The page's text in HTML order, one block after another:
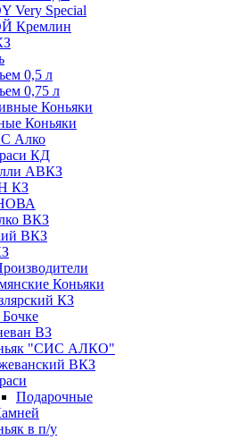
Very Speсial
Кремлин
0,5 л
0,75 л
Коньяки
Коньяки
Алко
КД
АВКЗ
КЗ
ВКЗ
ВКЗ
Коньяки
КЗ
ВЗ
"СИС АЛКО"
ВКЗ
Подарочные
в п/у